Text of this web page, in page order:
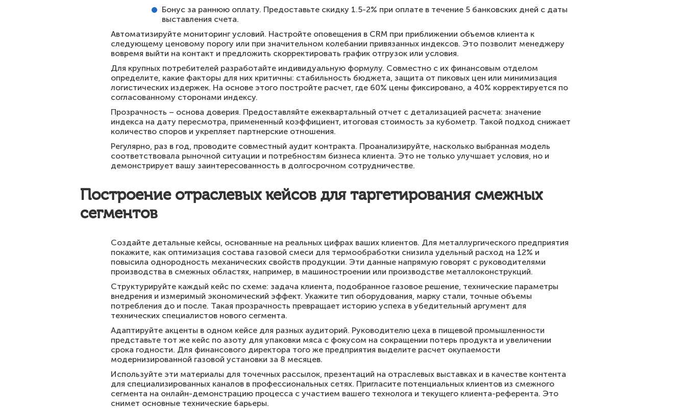
Бонус за раннюю оплату. Предоставьте скидку 1.5-2% при оплате в течение 5 банковских дней с даты
выставления счета.
Автоматизируйте мониторинг условий. Настройте оповещения в CRM при приближении объемов клиента к
следующему ценовому порогу или при значительном колебании привязанных индексов. Это позволит менеджеру
вовремя выйти на контакт и предложить скорректировать график отгрузок или условия.
Для крупных потребителей разработайте индивидуальную формулу. Совместно с их финансовым отделом
определите, какие факторы для них критичны: стабильность бюджета, защита от пиковых цен или минимизация
логистических издержек. На основе этого постройте расчет, где 60% цены фиксировано, а 40% корректируется по
согласованному сторонами индексу.
Прозрачность – основа доверия. Предоставляйте ежеквартальный отчет с детализацией расчета: значение
индекса на дату пересмотра, примененный коэффициент, итоговая стоимость за кубометр. Такой подход снижает
количество споров и укрепляет партнерские отношения.
Регулярно, раз в год, проводите совместный аудит контракта. Проанализируйте, насколько выбранная модель
соответствовала рыночной ситуации и потребностям бизнеса клиента. Это не только улучшает условия, но и
демонстрирует вашу заинтересованность в долгосрочном сотрудничестве.
Построение отраслевых кейсов для таргетирования смежных
сегментов
Создайте детальные кейсы, основанные на реальных цифрах ваших клиентов. Для металлургического предприятия
покажите, как оптимизация состава газовой смеси для термообработки снизила удельный расход на 12% и
повысила однородность механических свойств продукции. Эти данные напрямую говорят с руководителями
производства в смежных областях, например, в машиностроении или производстве металлоконструкций.
Структурируйте каждый кейс по схеме: задача клиента, подобранное газовое решение, технические параметры
внедрения и измеримый экономический эффект. Укажите тип оборудования, марку стали, точные объемы
потребления до и после. Такая прозрачность превращает историю успеха в убедительный аргумент для
технических специалистов нового сегмента.
Адаптируйте акценты в одном кейсе для разных аудиторий. Руководителю цеха в пищевой промышленности
представьте тот же кейс по азоту для упаковки мяса с фокусом на сокращении потерь продукта и увеличении
срока годности. Для финансового директора того же предприятия выделите расчет окупаемости
модернизированной газовой установки за 8 месяцев.
Используйте эти материалы для точечных рассылок, презентаций на отраслевых выставках и в качестве контента
для специализированных каналов в профессиональных сетях. Пригласите потенциальных клиентов из смежного
сегмента на онлайн-демонстрацию процесса с участием вашего технолога и текущего клиента-референта. Это
снимет основные технические барьеры.